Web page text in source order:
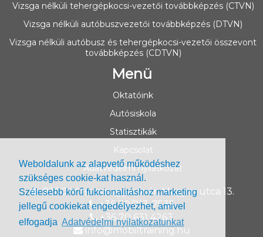
Weboldalunk az alapvető működéshez
szükséges cookie-kat használ.
Szélesebb körű fukcionalitáshoz marketing
jellegű cookiekat engedélyezhet, amivel
elfogadja Adatvédelmi nyilatkozatunkat
Vizsga nélküli tehergépkocsi-vezetői továbbképzés (CTVN)
Vizsga nélküli autóbuszvezetői továbbképzés (DTVN)
Vizsga nélküli autóbusz és tehergépkocsi-vezetői összevont
továbbképzés (CDTVN)
Menü
Oktatóink
Autósiskola
Statisztikák
Kapcsolat
Adatvédelmi nyilatkozat
9200 Mosonmagyaróvár,Magyar utca 13.
+36 30/213-7535
+36 70 631 4263
info@mobiltraining.hu